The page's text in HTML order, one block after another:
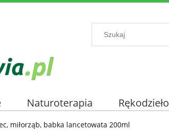
Naturoterapia Rękodzieło
miłorząb, babka lancetowata 200ml